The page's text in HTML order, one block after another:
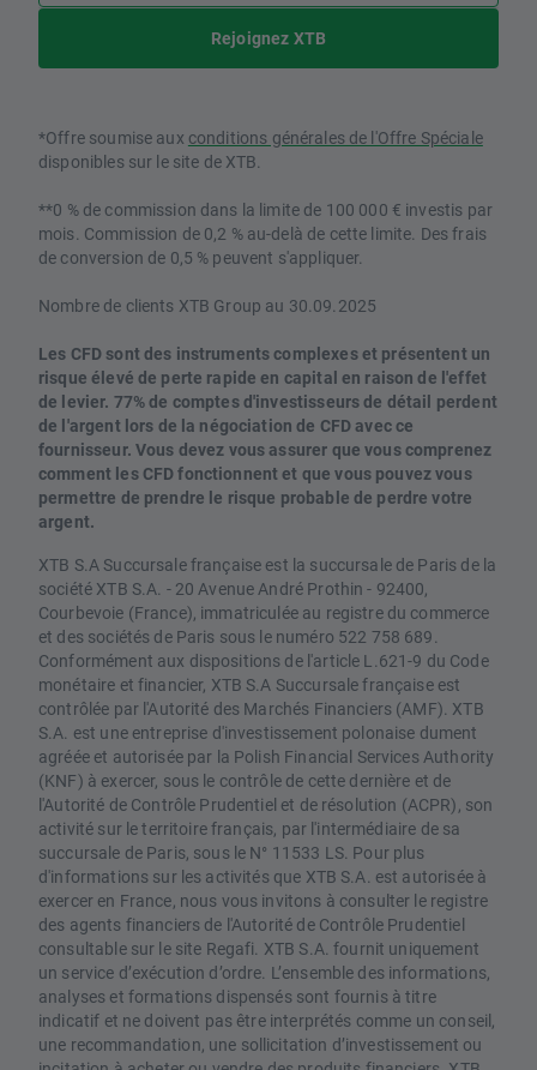
Rejoignez XTB
*Offre soumise aux conditions générales de l'Offre Spéciale
disponibles sur le site de XTB.
**0 % de commission dans la limite de 100 000 € investis par
mois. Commission de 0,2 % au-delà de cette limite. Des frais
de conversion de 0,5 % peuvent s'appliquer.
Nombre de clients XTB Group au 30.09.2025
Les CFD sont des instruments complexes et présentent un
risque élevé de perte rapide en capital en raison de l'effet
de levier. 77% de comptes d'investisseurs de détail perdent
de l'argent lors de la négociation de CFD avec ce
fournisseur. Vous devez vous assurer que vous comprenez
comment les CFD fonctionnent et que vous pouvez vous
permettre de prendre le risque probable de perdre votre
argent.
XTB S.A Succursale française est la succursale de Paris de la
société XTB S.A. - 20 Avenue André Prothin - 92400,
Courbevoie (France), immatriculée au registre du commerce
et des sociétés de Paris sous le numéro 522 758 689.
Conformément aux dispositions de l'article L.621-9 du Code
monétaire et financier, XTB S.A Succursale française est
contrôlée par l'Autorité des Marchés Financiers (AMF). XTB
S.A. est une entreprise d'investissement polonaise dument
agréée et autorisée par la Polish Financial Services Authority
(KNF) à exercer, sous le contrôle de cette dernière et de
l'Autorité de Contrôle Prudentiel et de résolution (ACPR), son
activité sur le territoire français, par l'intermédiaire de sa
succursale de Paris, sous le N° 11533 LS. Pour plus
d'informations sur les activités que XTB S.A. est autorisée à
exercer en France, nous vous invitons à consulter le registre
des agents financiers de l'Autorité de Contrôle Prudentiel
consultable sur le site Regafi. XTB S.A. fournit uniquement
un service d’exécution d’ordre. L’ensemble des informations,
analyses et formations dispensés sont fournis à titre
indicatif et ne doivent pas être interprétés comme un conseil,
une recommandation, une sollicitation d’investissement ou